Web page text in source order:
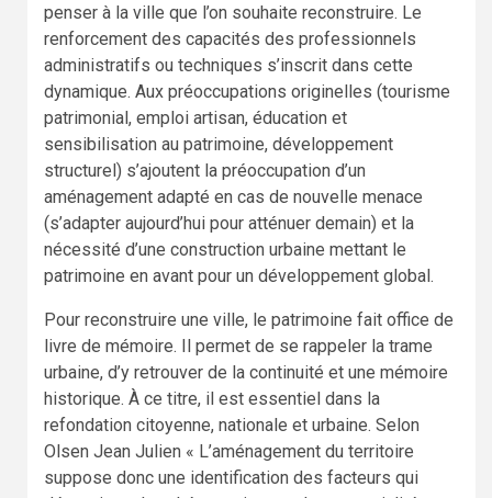
penser à la ville que l’on souhaite reconstruire. Le
renforcement des capacités des professionnels
administratifs ou techniques s’inscrit dans cette
dynamique. Aux préoccupations originelles (tourisme
patrimonial, emploi artisan, éducation et
sensibilisation au patrimoine, développement
structurel) s’ajoutent la préoccupation d’un
aménagement adapté en cas de nouvelle menace
(s’adapter aujourd’hui pour atténuer demain) et la
nécessité d’une construction urbaine mettant le
patrimoine en avant pour un développement global.
Pour reconstruire une ville, le patrimoine fait office de
livre de mémoire. Il permet de se rappeler la trame
urbaine, d’y retrouver de la continuité et une mémoire
historique. À ce titre, il est essentiel dans la
refondation citoyenne, nationale et urbaine. Selon
Olsen Jean Julien « L’aménagement du territoire
suppose donc une identification des facteurs qui